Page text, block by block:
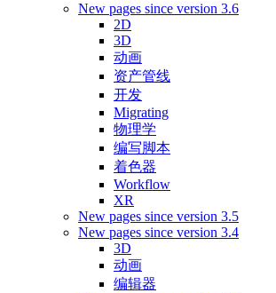
New pages since version 3.6
2D
3D
动画
资产管线
开发
Migrating
物理学
编写脚本
着色器
Workflow
XR
New pages since version 3.5
New pages since version 3.4
3D
动画
编辑器